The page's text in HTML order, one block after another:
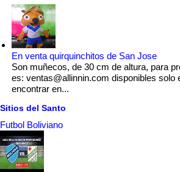
En venta quirquinchitos de San Jose
Son muñecos, de 30 cm de altura, para
es: ventas@allinnin.com disponibles solo
encontrar en...
Sitios del Santo
Futbol Boliviano